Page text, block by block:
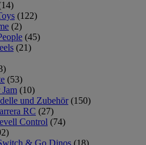
(122)
(2)
(45)
(21)
(53)
(10)
und Zubehör (150)
RC (27)
Control (74)
& Go Dinos (18)